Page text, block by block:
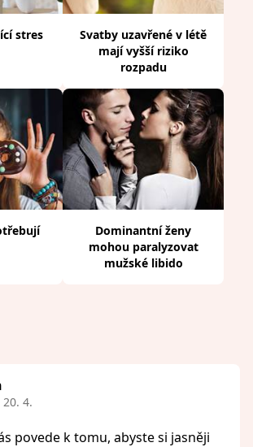
stres
Svatby uzavřené v létě
mají vyšší riziko
rozpadu
Dominantní ženy
mohou paralyzovat
mužské libido
20. 4.
povede k tomu, abyste si jasněji